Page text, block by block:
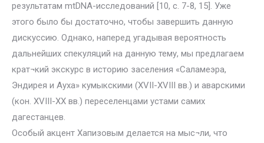
результатам mtDNA-исследований [10, с. 7-8, 15]. Уже
этого было бы достаточно, чтобы завершить данную
дискуссию. Однако, наперед угадывая вероятность
дальнейших спекуляций на данную тему, мы предлагаем
крат¬кий экскурс в историю заселения «Саламеэра,
Эндирея и Ауха» кумыкскими (XVII-XVIII вв.) и аварскими
(кон. XVIII-XX вв.) переселенцами устами самих
дагестанцев.
Особый акцент Хапизовым делается на мыс¬ли, что